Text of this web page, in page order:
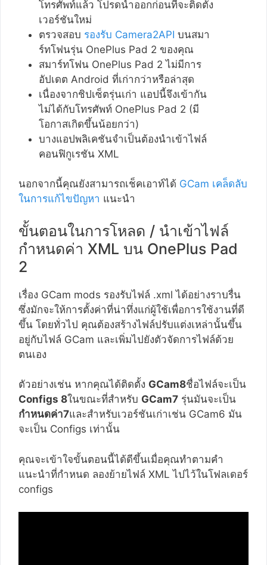
โทรศัพท์แล้ว โปรดนำออกก่อนที่จะติดตั้ง
เวอร์ชันใหม่
ตรวจสอบ รองรับ Camera2API บนสมา
ร์ทโฟนรุ่น OnePlus Pad 2 ของคุณ
สมาร์ทโฟน OnePlus Pad 2 ไม่มีการ
อัปเดต Android ที่เก่ากว่าหรือล่าสุด
เนื่องจากชิปเซ็ตรุ่นเก่า แอปนี้จึงเข้ากัน
ไม่ได้กับโทรศัพท์ OnePlus Pad 2 (มี
โอกาสเกิดขึ้นน้อยกว่า)
บางแอปพลิเคชันจำเป็นต้องนำเข้าไฟล์
คอนฟิกูเรชัน XML
นอกจากนี้คุณยังสามารถเช็คเอาท์ได้ GCam เคล็ดลับ
ในการแก้ไขปัญหา แนะนำ
ขั้นตอนในการโหลด / นำเข้าไฟล์
กำหนดค่า XML บน OnePlus Pad
2
เรื่อง GCam mods รองรับไฟล์ .xml ได้อย่างราบรื่น
ซึ่งมักจะให้การตั้งค่าที่น่าทึ่งแก่ผู้ใช้เพื่อการใช้งานที่ดี
ขึ้น โดยทั่วไป คุณต้องสร้างไฟล์ปรับแต่งเหล่านั้นขึ้น
อยู่กับไฟล์ GCam และเพิ่มไปยังตัวจัดการไฟล์ด้วย
ตนเอง
ตัวอย่างเช่น หากคุณได้ติดตั้ง GCam8ชื่อไฟล์จะเป็น
Configs 8ในขณะที่สำหรับ GCam7 รุ่นมันจะเป็น
กำหนดค่า7และสำหรับเวอร์ชันเก่าเช่น GCam6 มัน
จะเป็น Configs เท่านั้น
คุณจะเข้าใจขั้นตอนนี้ได้ดีขึ้นเมื่อคุณทำตามคำ
แนะนำที่กำหนด ลองย้ายไฟล์ XML ไปไว้ในโฟลเดอร์
configs